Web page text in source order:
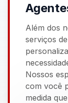
Além dos
serviços
Nossos
com você
medida